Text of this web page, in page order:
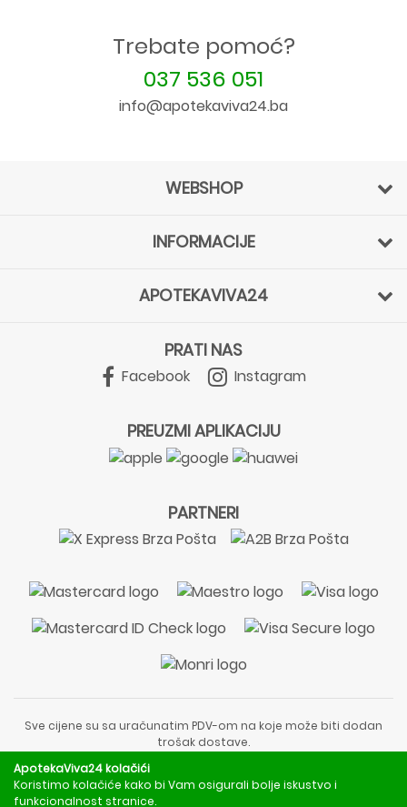
Trebate pomoć?
037 536 051
info@apotekaviva24.ba
WEBSHOP
INFORMACIJE
APOTEKAVIVA24
PRATI NAS
Facebook Instagram
PREUZMI APLIKACIJU
PARTNERI
Sve cijene su sa uračunatim PDV-om na koje može biti dodan
trošak dostave.
liječnički pregled ili savjet farmaceuta.
Za obavijesti o mjerama opreza, rizicima i nuspojavama
ApotekaViva24 kolačići
Koristimo kolačiće kako bi Vam osigurali bolje iskustvo i
funkcionalnost stranice.